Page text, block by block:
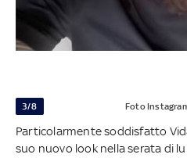
3/8 Foto
Particolarmente soddisfatto
suo nuovo look nella serata di